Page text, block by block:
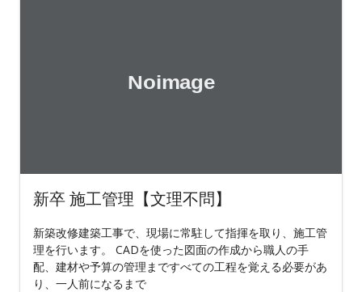
新卒 施工管理【文理不問】
新築改修建築工事で、現場に常駐して指揮を取り、施工管
理を行います。 CADを使った図面の作成から職人の手
配、建材や予算の管理まですべての工程を覚える必要があ
り、一人前になるまで